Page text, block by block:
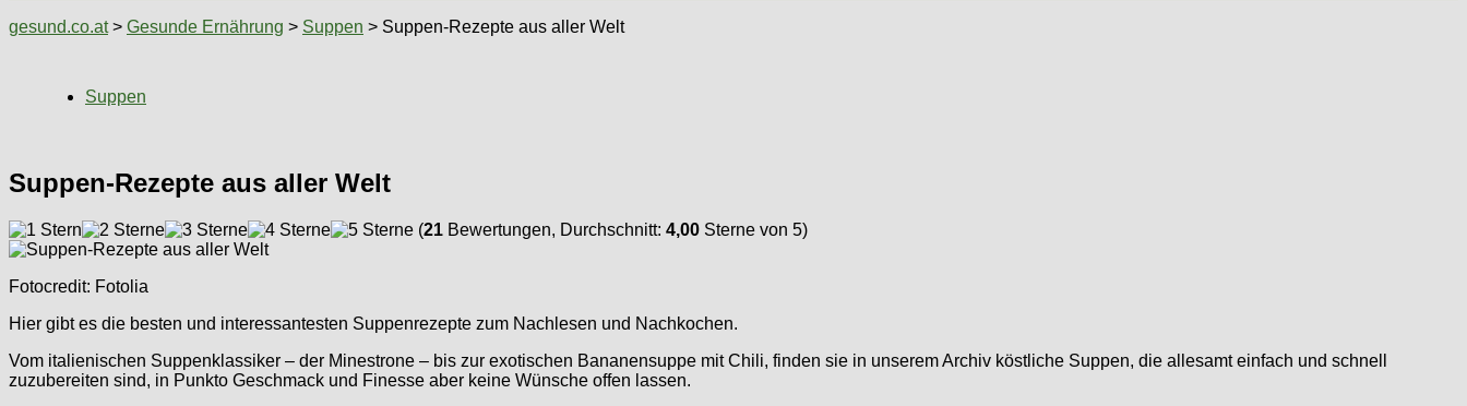
gesund.co.at> Gesunde Ernährung > Suppen > Suppen-Rezepte aus aller Welt
Suppen
Suppen-Rezepte aus aller Welt
(21 Bewertungen, Durchschnitt: 4,00 Sterne von 5)
Fotocredit: Fotolia
Hier gibt es die besten und interessantesten Suppenrezepte zum Nachlesen und Nachkochen.
Vom italienischen Suppenklassiker – der Minestrone – bis zur exotischen Bananensuppe mit Chili, finden sie in unserem Archiv köstliche Suppen, die allesamt einfach und schnell
zuzubereiten sind, in Punkto Geschmack und Finesse aber keine Wünsche offen lassen.